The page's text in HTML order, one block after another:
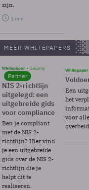
zijn.
1 min
MEER WHITEPAPERS
Whitepaper Security
Partner
NIS 2-richtlijn
uitgelegd: een
uitgebreide gids
voor compliance
Ben je compliant
met de NIS 2-
richtlijn? Hier vind
je een uitgebreide
gids over de NIS 2-
richtlijn die je
helpt dit te
realiseren.
Whitepaper
Een
het
voor